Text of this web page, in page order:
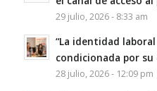
29 julio, 2026 - 8:33 am
“La identidad
condicionada por su
28 julio, 2026 - 12:09 pm